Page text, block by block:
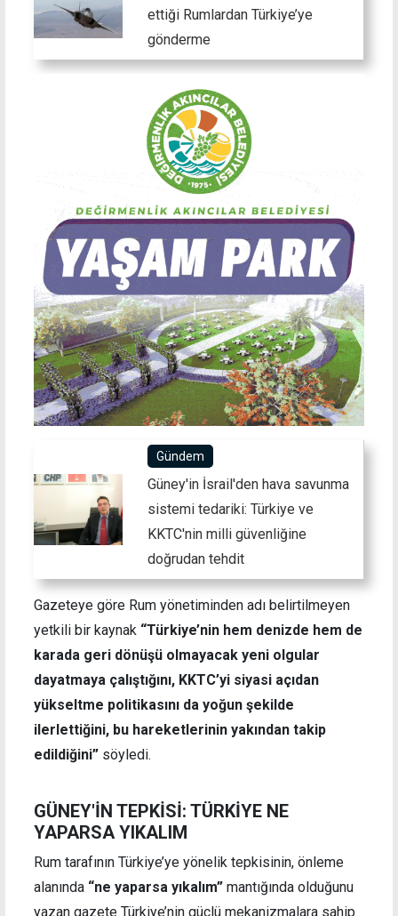
ettiği Rumlardan Türkiye’ye
gönderme
Gündem
Güney'in İsrail'den hava savunma
sistemi tedariki: Türkiye ve
KKTC'nin milli güvenliğine
doğrudan tehdit
Gazeteye göre Rum yönetiminden adı belirtilmeyen
yetkili bir kaynak “Türkiye’nin hem denizde hem de
karada geri dönüşü olmayacak yeni olgular
dayatmaya çalıştığını, KKTC’yi siyasi açıdan
yükseltme politikasını da yoğun şekilde
ilerlettiğini, bu hareketlerinin yakından takip
edildiğini” söyledi.
GÜNEY'İN TEPKİSİ: TÜRKİYE NE
YAPARSA YIKALIM
Rum tarafının Türkiye’ye yönelik tepkisinin, önleme
alanında “ne yaparsa yıkalım” mantığında olduğunu
yazan gazete Türkiye’nin güçlü mekanizmalara sahip